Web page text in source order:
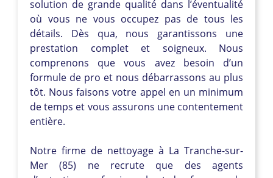
solution de grande qualité dans l’éventualité
où vous ne vous occupez pas de tous les
détails. Dès qua, nous garantissons une
prestation complet et soigneux. Nous
comprenons que vous avez besoin d’un
formule de pro et nous débarrassons au plus
tôt. Nous faisons votre appel en un minimum
de temps et vous assurons une contentement
entière.
Notre firme de nettoyage à La Tranche-sur-
Mer (85) ne recrute que des agents